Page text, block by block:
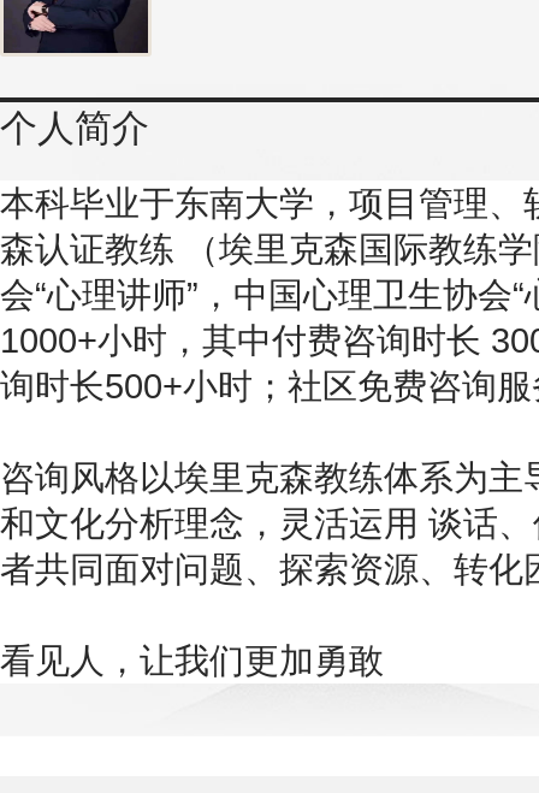
个人简介
本科毕业于东南大学，项目管理
森认证教练 （埃里克森国际教练
会“心理讲师”，中国心理卫生协会
1000+小时，其中付费咨询时长
询时长500+小时；社区免费咨询
咨询风格以埃里克森教练体系为
和文化分析理念，灵活运用 谈话
者共同面对问题、探索资源、转化
看见人，让我们更加勇敢